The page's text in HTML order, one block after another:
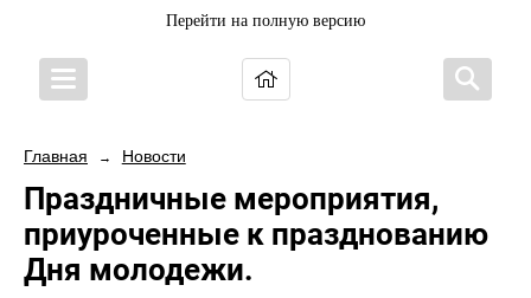
Перейти на полную версию
Главная → Новости
Праздничные мероприятия,
приуроченные к празднованию
Дня молодежи.